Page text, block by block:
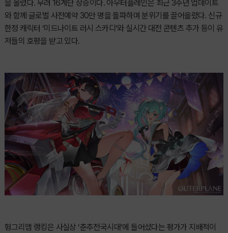
을 올렸다. 무려 16계단 상승이다. 아우터플레인은 최근 3주년 업데이트
와 함께 글로벌 사전예약 30만 명을 돌파하며 분위기를 끌어올렸다. 신규
한정 캐릭터 ‘미드나이트 러시 스카디’와 실시간 대전 콘텐츠 추가 등이 유
저들의 호평을 받고 있다.
헝그리앱 랭킹은 사실상 ‘춘추전국시대’에 들어섰다는 평가가 지배적이